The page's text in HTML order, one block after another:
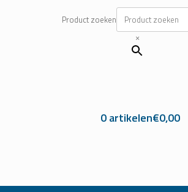
Product zoeken
×
0 artikelen€0,00